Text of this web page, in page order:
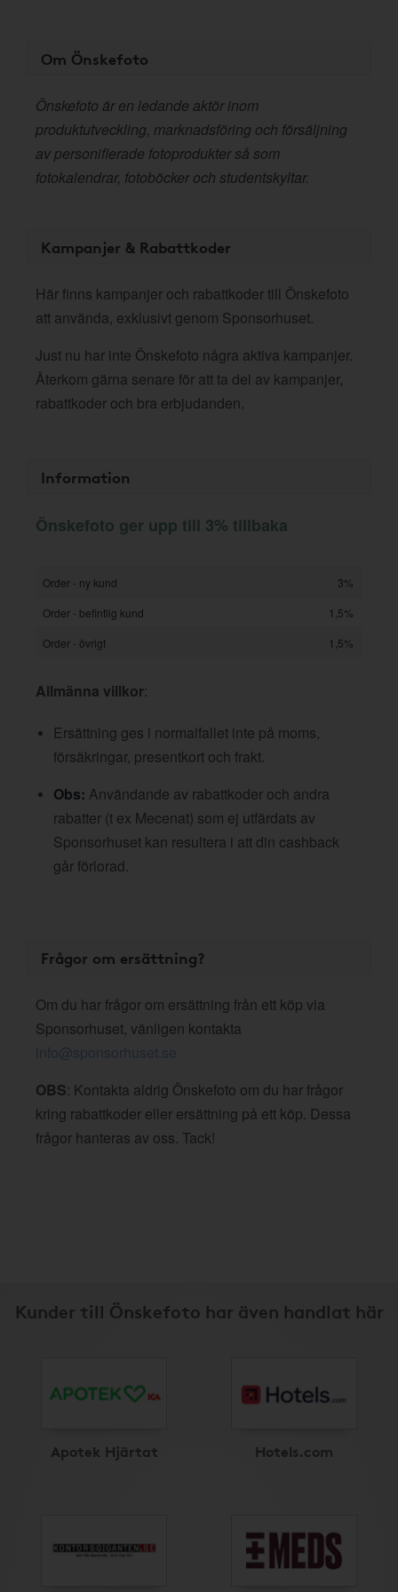
Om Önskefoto
Önskefoto är en ledande aktör inom
produktutveckling, marknadsföring och försäljning
av personifierade fotoprodukter så som
fotokalendrar, fotoböcker och studentskyltar.
Kampanjer & Rabattkoder
Här finns kampanjer och rabattkoder till Önskefoto
att använda, exklusivt genom Sponsorhuset.
Just nu har inte Önskefoto några aktiva kampanjer.
Återkom gärna senare för att ta del av kampanjer,
rabattkoder och bra erbjudanden.
Information
Önskefoto ger upp till 3% tillbaka
Order - ny kund
3%
Order - befintlig kund
1,5%
Order - övrigt
1,5%
Allmänna villkor:
Ersättning ges i normalfallet inte på moms,
försäkringar, presentkort och frakt.
Obs: Användande av rabattkoder och andra
rabatter (t ex Mecenat) som ej utfärdats av
Sponsorhuset kan resultera i att din cashback
går förlorad.
Frågor om ersättning?
Om du har frågor om ersättning från ett köp via
Sponsorhuset, vänligen kontakta
info@sponsorhuset.se
OBS: Kontakta aldrig Önskefoto om du har frågor
kring rabattkoder eller ersättning på ett köp. Dessa
frågor hanteras av oss. Tack!
Kunder till Önskefoto har även handlat här
Apotek Hjärtat Hotels.com